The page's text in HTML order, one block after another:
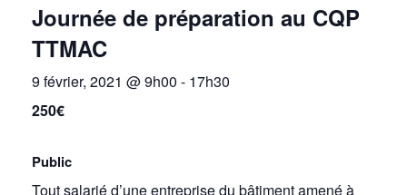
Journée de préparation au CQP
TTMAC
9 février, 2021 @ 9h00 - 17h30
250€
Public
Tout salarié d’une entreprise du bâtiment amené à